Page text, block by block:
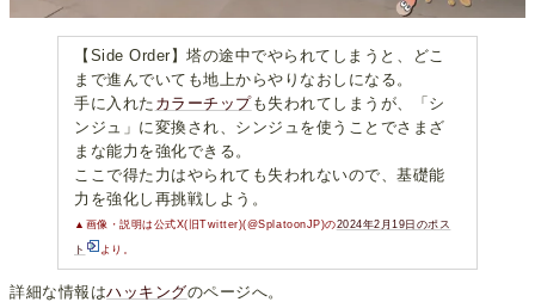
【Side Order】塔の途中でやられてしまうと、どこ
まで進んでいても地上からやりなおしになる。
手に入れた カラーチップも失われてしまうが、「シ
ンジュ」に変換され、シンジュを使うことでさまざ
まな能力を強化できる。
ここで得た力はやられても失われないので、基礎能
力を強化し再挑戦しよう。
▲画像・説明は公式X(旧Twitter)(@SplatoonJP)の2024年2月19日のポス
ト より。
詳細な情報はハッキングのページへ。